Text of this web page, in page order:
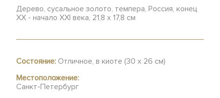
Дерево, сусальное золото, темпера, Россия, конец
XX - начало XXI века, 21,8 х 17,8 см
Состояние: Отличное, в киоте (30 х 26 см)
Местоположение:
Санкт-Петербург